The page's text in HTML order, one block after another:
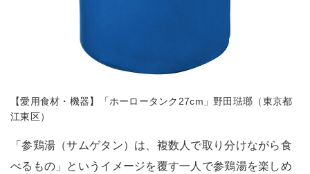
【愛用食材・機器】「ホーロータンク27cm」野田琺瑯（東京都
江東区）
「参鶏湯（サムゲタン）は、複数人で取り分けながら食
べるもの」というイメージを覆す一人で参鶏湯を楽しめ